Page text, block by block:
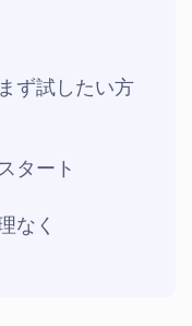
ず試したい方
タート
なく